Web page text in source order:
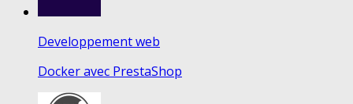
Developpement web
Docker avec PrestaShop